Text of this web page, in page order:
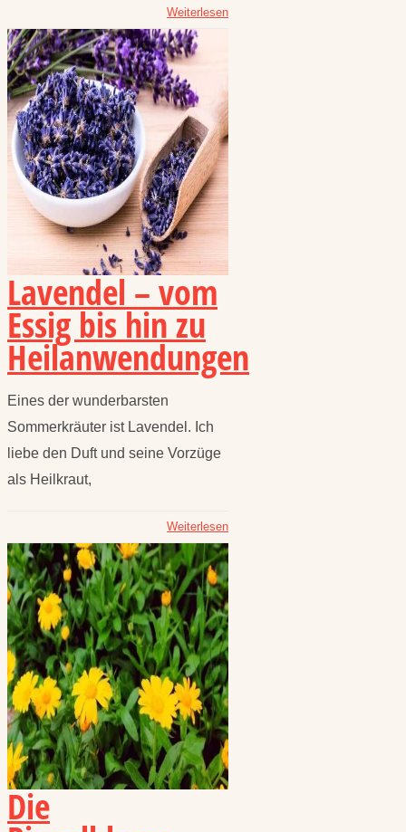
Weiterlesen
Lavendel – vom
Essig bis hin zu
Heilanwendungen
Eines der wunderbarsten
Sommerkräuter ist Lavendel. Ich
liebe den Duft und seine Vorzüge
als Heilkraut,
Weiterlesen
Die